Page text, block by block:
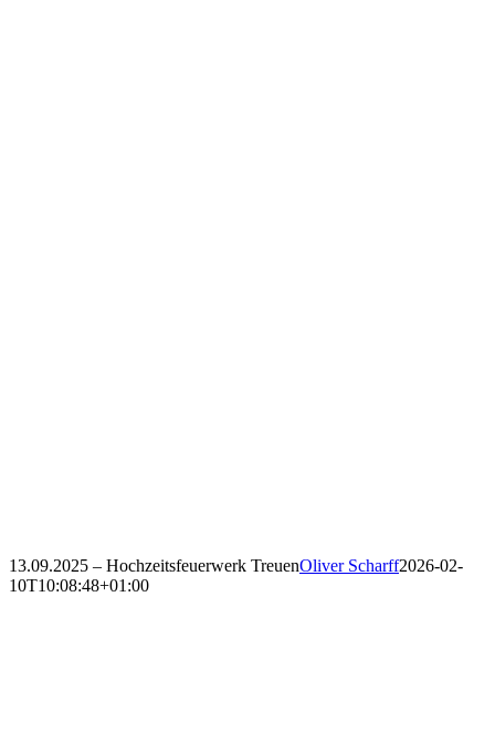
13.09.2025 – Hochzeitsfeuerwerk TreuenOliver Scharff2026-02-
10T10:08:48+01:00